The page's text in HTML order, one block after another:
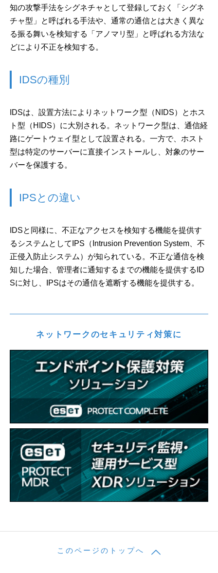
知の攻撃手法をシグネチャとして登録しておく「シグネ
チャ型」と呼ばれる手法や、通常の通信とは大きく異な
る振る舞いを検知する「アノマリ型」と呼ばれる方法な
どにより不正を検知する。
IDSの種別
IDSは、設置方法によりネットワーク型（NIDS）とホス
ト型（HIDS）に大別される。ネットワーク型は、通信経
路にゲートウェイ型として設置される。一方で、ホスト
型は特定のサーバーに直接インストールし、対象のサー
バーを保護する。
IPSとの違い
IDSと同様に、不正なアクセスを検知する機能を提供す
るシステムとしてIPS（Intrusion Prevention System、不
正侵入防止システム）が知られている。不正な通信を検
知した場合、管理者に通知するまでの機能を提供するID
Sに対し、IPSはその通信を遮断する機能を提供する。
ネットワークのセキュリティ対策に
このページのトップへ